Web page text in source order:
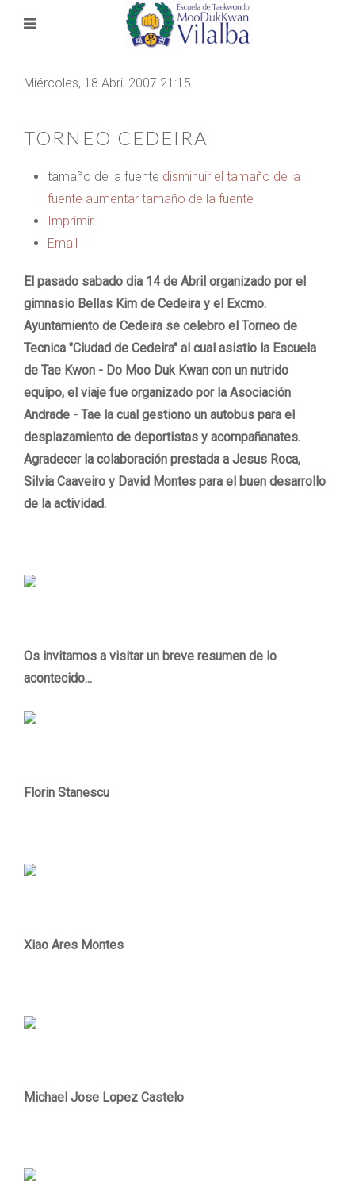
Miércoles, 18 Abril 2007 21:15
TORNEO CEDEIRA
tamaño de la fuente disminuir el tamaño de la
fuente aumentar tamaño de la fuente
Imprimir
Email
El pasado sabado dia 14 de Abril organizado por el
gimnasio Bellas Kim de Cedeira y el Excmo.
Ayuntamiento de Cedeira se celebro el Torneo de
Tecnica "Ciudad de Cedeira" al cual asistio la Escuela
de Tae Kwon - Do Moo Duk Kwan con un nutrido
equipo, el viaje fue organizado por la Asociación
Andrade - Tae la cual gestiono un autobus para el
desplazamiento de deportistas y acompañanates.
Agradecer la colaboración prestada a Jesus Roca,
Silvia Caaveiro y David Montes para el buen desarrollo
de la actividad.
Os invitamos a visitar un breve resumen de lo
acontecido...
Florin Stanescu
Xiao Ares Montes
Michael Jose Lopez Castelo